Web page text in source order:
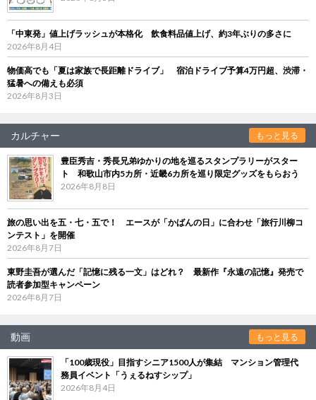
「中東発」値上げラッシュが本格化 飲食料品値上げ、約3年ぶりの多さに
2026年8月4日
物価高でも「夏は家族で長距離ドライブ」 宿泊ドライブ予算4万円超、渋滞・
猛暑への備えも必須
2026年8月3日
カルチャー もっと見る
豊臣秀吉・秀長兄弟ゆかりの地を巡るスタンプラリーがスター
ト 和歌山市内5カ所・近畿6カ所を巡り限定グッズをもらおう
2026年8月8日
旅の思い出を五・七・五で！ エースが「かばんの日」に合わせ「旅行川柳コ
ンテスト」を開催
2026年8月7日
東野圭吾が選んだ「記憶に残る一文」はどれ？ 最新作『永遠の記憶』発売で
読者参加型キャンペーン
2026年8月7日
動画 もっと見る
「100歳現役」目指すシニア1500人が集結 マンション管理代
務員イベント「うぇるねすシップ」
2026年8月4日